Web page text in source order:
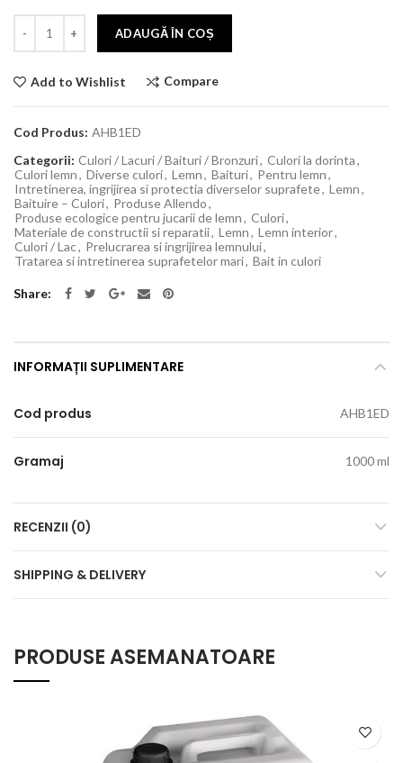
ADAUGĂ ÎN COȘ
Add to Wishlist Compare
Cod Produs: AHB1ED
Categorii: Culori / Lacuri / Baituri / Bronzuri, Culori la dorinta,
Culori lemn, Diverse culori, Lemn, Baituri, Pentru lemn,
Intretinerea, ingrijirea si protectia diverselor suprafete, Lemn,
Baituire – Culori, Produse Allendo,
Produse ecologice pentru jucarii de lemn, Culori,
Materiale de constructii si reparatii, Lemn, Lemn interior,
Culori / Lac, Prelucrarea si ingrijirea lemnului,
Tratarea si intretinerea suprafetelor mari, Bait in culori
Share
INFORMAȚII SUPLIMENTARE
Cod produs AHB1ED
Gramaj 1000 ml
RECENZII (0)
SHIPPING & DELIVERY
PRODUSE ASEMANATOARE